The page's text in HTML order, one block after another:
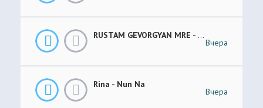
RUSTAM GEVORGYAN MRE - GAR XOROVATC
Вчера
Rina - Nun Na
Вчера